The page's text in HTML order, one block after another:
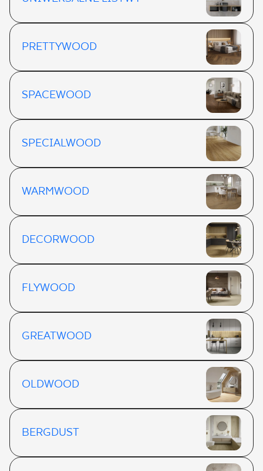
PRETTYWOOD
SPACEWOOD
SPECIALWOOD
WARMWOOD
DECORWOOD
FLYWOOD
GREATWOOD
OLDWOOD
BERGDUST